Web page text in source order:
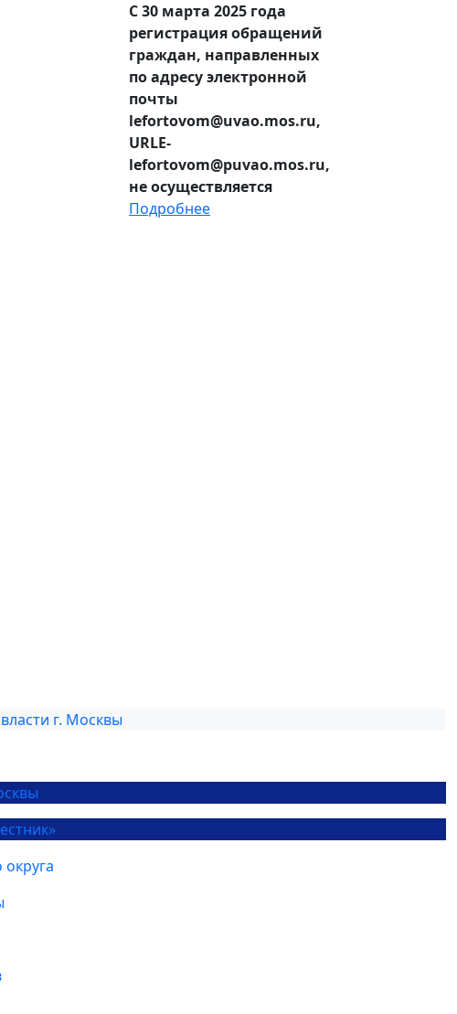
С 30 марта 2025 года
регистрация обращений
граждан, направленных
по адресу электронной
почты
lefortovom@uvao.mos.ru,
URLE-
lefortovom@puvao.mos.ru,
не осуществляется
Подробнее